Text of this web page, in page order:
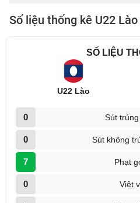
Số liệu thống kê U22